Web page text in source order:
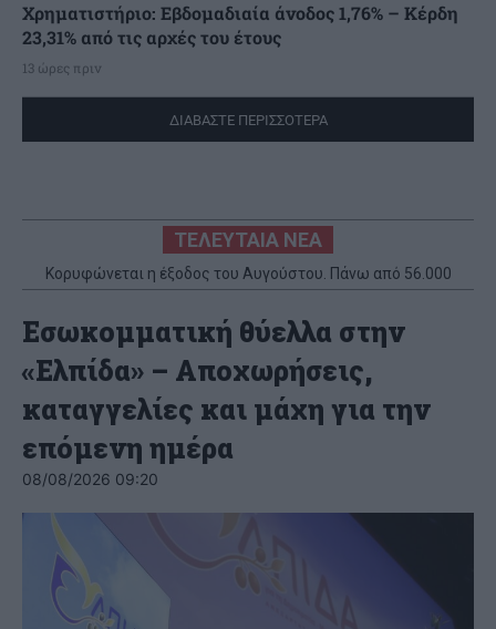
Χρηματιστήριο: Εβδομαδιαία άνοδος 1,76% – Κέρδη
23,31% από τις αρχές του έτους
13 ώρες πριν
ΔΙΑΒΑΣΤΕ ΠΕΡΙΣΣΟΤΕΡΑ